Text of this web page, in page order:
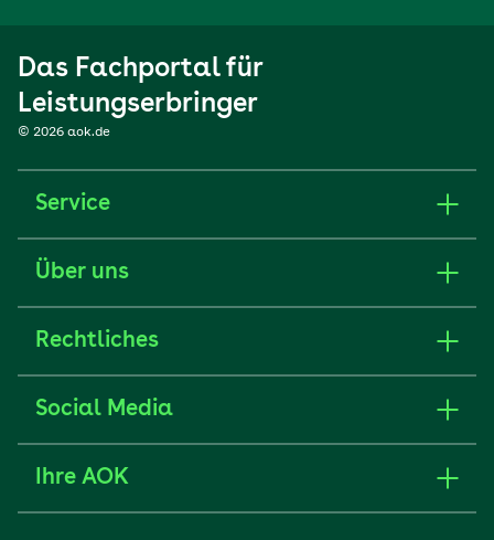
Das Fachportal für
Leistungserbringer
© 2026 aok.de
Service
Über uns
Rechtliches
Social Media
Ihre AOK